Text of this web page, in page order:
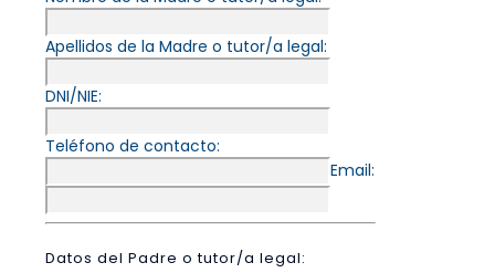
Apellidos de la Madre o tutor/a legal:
DNI/NIE:
Teléfono de contacto:
Email:
Datos del Padre o tutor/a legal: